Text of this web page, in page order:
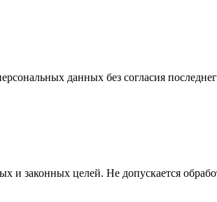
данных без согласия
и законных целей. Не допускается